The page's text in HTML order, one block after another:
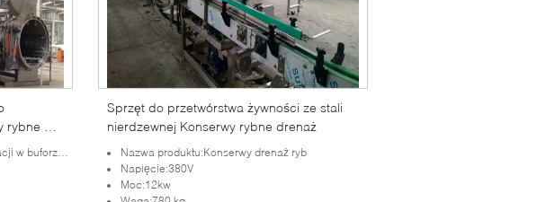
do
buforze FI
Sprzęt do przetwórstwa żywności ze stali
nierdzewnej Konserwy rybne drenaż
Nazwa produktu:Konserwy drenaż ryb
Napięcie:380V
Moc:12kw